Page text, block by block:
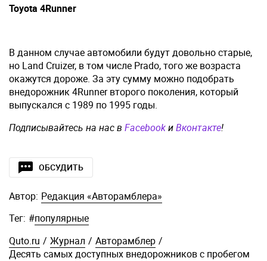
Toyota 4Runner
В данном случае автомобили будут довольно старые,
но Land Cruizer, в том числе Prado, того же возраста
окажутся дороже. За эту сумму можно подобрать
внедорожник 4Runner второго поколения, который
выпускался с 1989 по 1995 годы.
Подписывайтесь на нас в FacebookиВконтакте!
ОБСУДИТЬ
Автор: Редакция «Авторамблера»
Тег: #популярные
Quto.ru / Журнал / Авторамблер /
Десять самых доступных внедорожников с пробегом